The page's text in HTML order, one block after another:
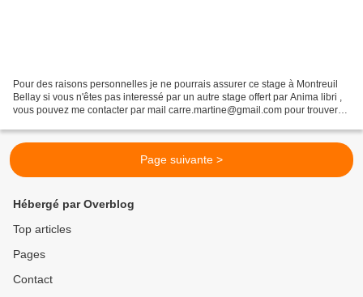
Pour des raisons personnelles je ne pourrais assurer ce stage à Montreuil
Bellay si vous n'êtes pas interessé par un autre stage offert par Anima libri ,
vous pouvez me contacter par mail carre.martine@gmail.com pour trouver
Page suivante >
Hébergé par Overblog
Top articles
Pages
Contact